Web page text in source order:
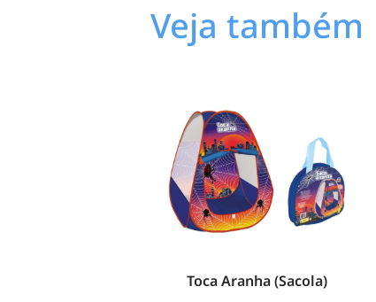
Veja também
Toca Aranha (Sacola)